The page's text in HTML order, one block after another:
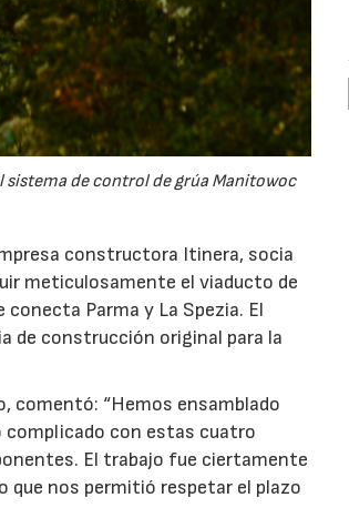
sistema de control de grúa Manitowoc
constructora Itinera, socia
meticulosamente el viaducto de
Parma y La Spezia. El
de construcción original para la
comentó: “Hemos ensamblado
complicado con estas cuatro
El trabajo fue ciertamente
que nos permitió respetar el plazo